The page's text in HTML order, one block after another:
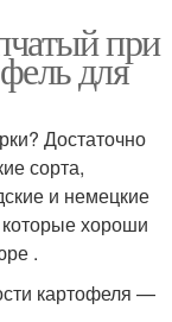
при
для
Достаточно
сорта,
и немецкие
хороши
.
картофеля —